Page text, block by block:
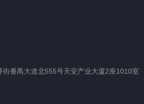
街番禺大道北555号天安产业大厦2座1010室